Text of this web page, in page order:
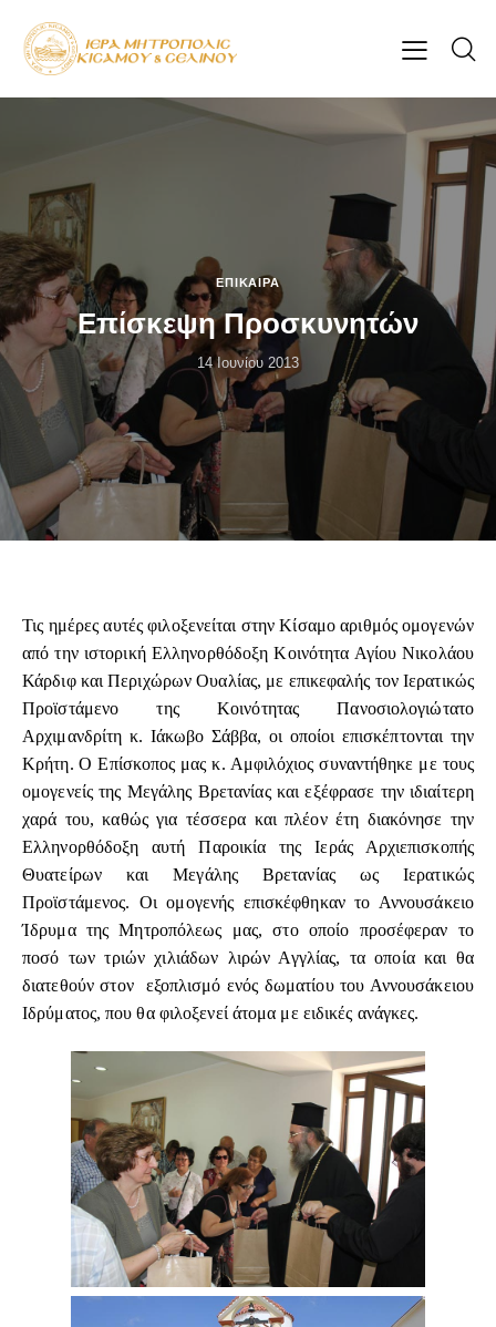
ΕΠΊΚΑΙΡΑ
Επίσκεψη Προσκυνητών
14 Ιουνίου 2013
Τις ημέρες αυτές φιλοξενείται στην Κίσαμο αριθμός ομογενών
από την ιστορική Ελληνορθόδοξη Κοινότητα Αγίου Νικολάου
Κάρδιφ και Περιχώρων Ουαλίας, με επικεφαλής τον Ιερατικώς
Προϊστάμενο της Κοινότητας Πανοσιολογιώτατο
Αρχιμανδρίτη κ. Ιάκωβο Σάββα, οι οποίοι επισκέπτονται την
Κρήτη. Ο Επίσκοπος μας κ. Αμφιλόχιος συναντήθηκε με τους
ομογενείς της Μεγάλης Βρετανίας και εξέφρασε την ιδιαίτερη
χαρά του, καθώς για τέσσερα και πλέον έτη διακόνησε την
Ελληνορθόδοξη αυτή Παροικία της Ιεράς Αρχιεπισκοπής
Θυατείρων και Μεγάλης Βρετανίας ως Ιερατικώς
Προϊστάμενος. Οι ομογενής επισκέφθηκαν το Αννουσάκειο
Ίδρυμα της Μητροπόλεως μας, στο οποίο προσέφεραν το
ποσό των τριών χιλιάδων λιρών Αγγλίας, τα οποία και θα
διατεθούν στον εξοπλισμό ενός δωματίου του Αννουσάκειου
Ιδρύματος, που θα φιλοξενεί άτομα με ειδικές ανάγκες.